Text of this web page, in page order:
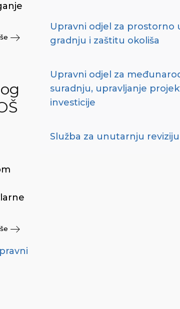
Upravni odjel za prostorno
gradnju i zaštitu okoliša
Upravni odjel za
suradnju, upravljanje
investicije
Služba za unutarnju reviziju